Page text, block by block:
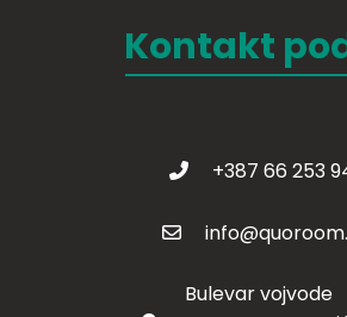
Kontakt
+387 66 253
Bulevar vojvode